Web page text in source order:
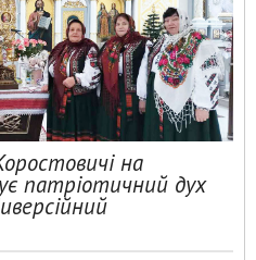
на
патріотичний дух